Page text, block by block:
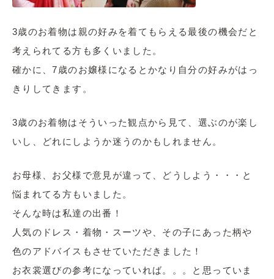
3歳のお着物は親の好みを着てもらえる最後の機会だと
考えられてる方も多くいました。
確かに、7歳のお嬢様になるとかなり自分の好みがはっ
きりしてきます。
3歳のお着物はそういった観点から見て、選ぶのが楽し
いし、どれにしようか迷うのかもしれません。
お母様、お父様で意見が違って、どうしよう・・・と
悩まれてる方もいました。
そんな時は私達の出番！
人気のドレス・着物・スーツや、その子にあった柄や
色のアドバイスもさせていただきました！
お衣裳選びの参考になっていれば。。。と思っていま